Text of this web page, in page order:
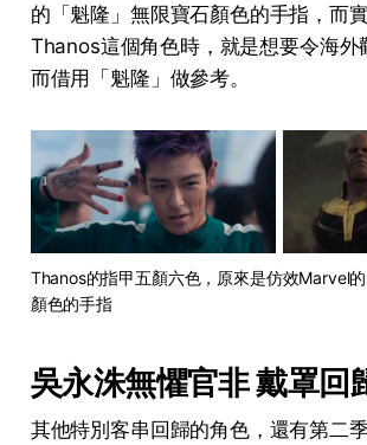
的「魁隆」無限寶石顏色的手指，而
Thanos這個角色時，就是想要令海外
而借用「魁隆」做參考。
Thanos的指甲五顏六色，原來是仿效Marvel
顏色的手指
吳永洙無懼官非 戴罩回
其他特別客串回歸的角色，還有第二